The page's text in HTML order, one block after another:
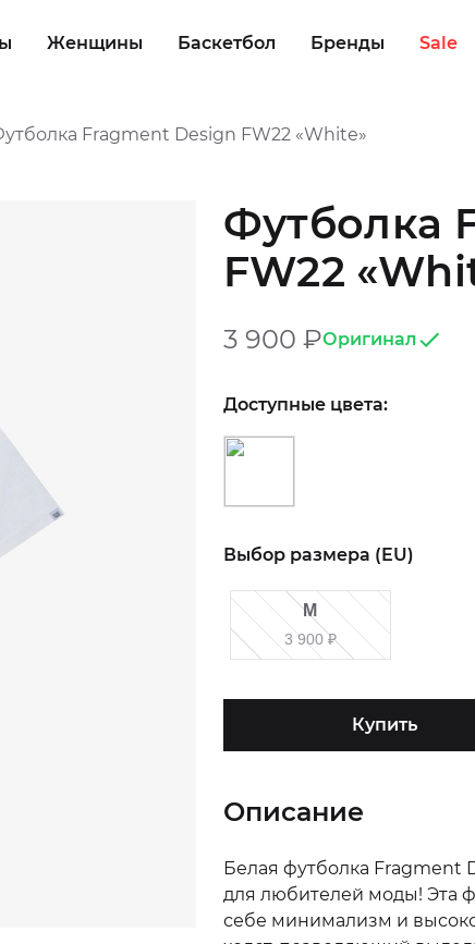
Женщины Баскетбол Бренды Sale
Fragment Design FW22 «White»
Футболка
FW22
3 900 ₽Оригинал
Доступные цвета:
Выбор размера (EU)
M
3 900₽
Купить
Описание
Белая футболка Fragment
для любителей моды! Эта
себе минимализм и